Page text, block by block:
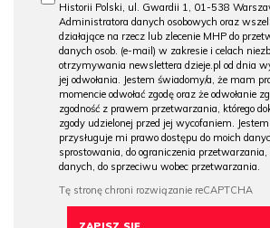
Historii Polski, ul. Gwardii 1, 01-538
Administratora danych osobowych oraz
działające na rzecz lub zlecenie MHP do
danych osob. (e-mail) w zakresie i celach
otrzymywania newslettera dzieje.pl od dnia
jej odwołania. Jestem świadomy/a, że mam
momencie odwołać zgodę oraz że odwołanie
zgodność z prawem przetwarzania, którego
zgody udzielonej przed jej wycofaniem.
przysługuje mi prawo dostępu do moich
sprostowania, do ograniczenia przetwarzania,
danych, do sprzeciwu wobec przetwarzania.